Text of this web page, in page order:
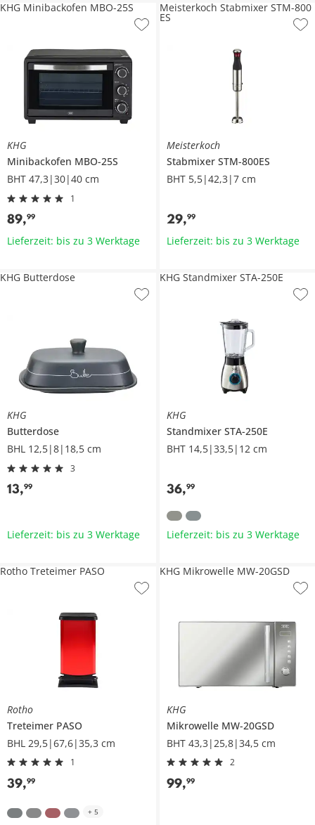
KHG
Minibackofen MBO-25S
BHT 47,3|30|40 cm
1
89,99
KHG Minibackofen MBO-25S
Lieferzeit: bis zu 3 Werktage
Meisterkoch
Stabmixer STM-800ES
BHT 5,5|42,3|7 cm
29,99
Meisterkoch Stabmixer STM-800
ES
Lieferzeit: bis zu 3 Werktage
KHG
Butterdose
BHL 12,5|8|18,5 cm
3
13,99
KHG Butterdose
Lieferzeit: bis zu 3 Werktage
KHG
Standmixer STA-250E
BHT 14,5|33,5|12 cm
36,99
KHG Standmixer STA-250E
Lieferzeit: bis zu 3 Werktage
Rotho
Treteimer PASO
BHL 29,5|67,6|35,3 cm
1
39,99
Rotho Treteimer PASO
+ 5
KHG
Mikrowelle MW-20GSD
BHT 43,3|25,8|34,5 cm
2
99,99
KHG Mikrowelle MW-20GSD